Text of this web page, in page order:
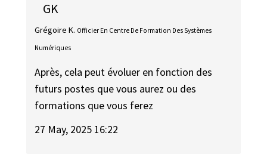
GK
Grégoire K. Officier En Centre De Formation Des Systèmes
Numériques
Après, cela peut évoluer en fonction des
futurs postes que vous aurez ou des
formations que vous ferez
27 May, 2025 16:22